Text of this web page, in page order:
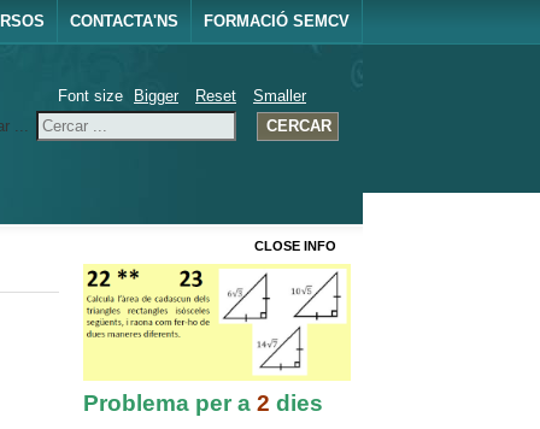
CONTACTA'NS FORMACIÓ SEMCV
Font size Bigger Reset
Smaller
...
CERCAR
CLOSE INFO
Problema per a 2 dies